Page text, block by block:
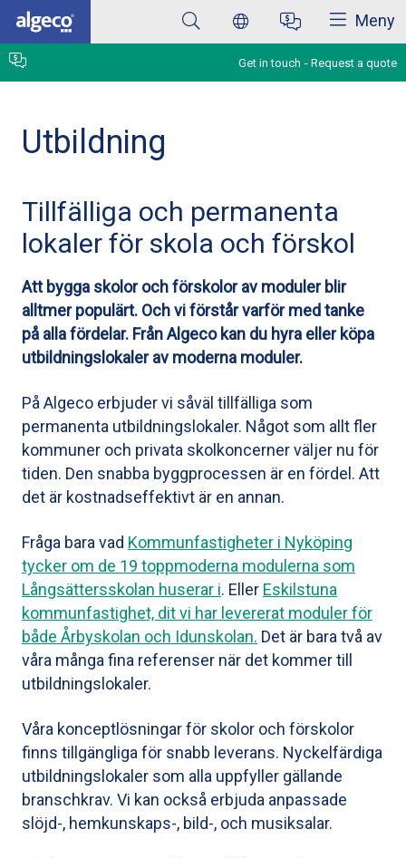
Skip
main
content
Meny
Get in touch Request a quote
Utbildning
Tillfälliga och permanenta
lokaler för skola och förskol
Att bygga skolor och förskolor av moduler blir
alltmer populärt. Och vi förstår varför med tanke
på alla fördelar. Från Algeco kan du hyra eller köpa
utbildningslokaler av moderna moduler.
På Algeco erbjuder vi såväl tillfälliga som
permanenta utbildningslokaler. Något som allt fler
kommuner och privata skolkoncerner väljer nu för
tiden. Den snabba byggprocessen är en fördel. Att
det är kostnadseffektivt är en annan.
Fråga bara vad Kommunfastigheter i Nyköping
tycker om de 19 toppmoderna modulerna som
Långsättersskolan huserar i. Eller Eskilstuna
kommunfastighet, dit vi har levererat moduler för
både Årbyskolan och Idunskolan. Det är bara två av
våra många fina referenser när det kommer till
utbildningslokaler.
Våra konceptlösningar för skolor och förskolor
finns tillgängliga för snabb leverans. Nyckelfärdiga
utbildningslokaler som alla uppfyller gällande
branschkrav. Vi kan också erbjuda anpassade
slöjd-, hemkunskaps-, bild-, och musiksalar.